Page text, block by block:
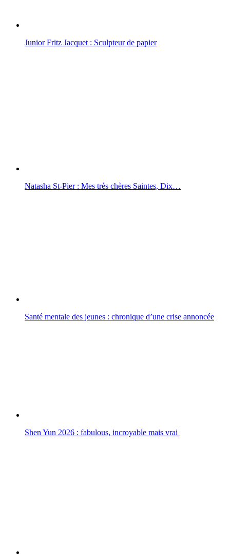
Junior Fritz Jacquet : Sculpteur de papier
Natasha St-Pier : Mes très chères Saintes, Dix…
Santé mentale des jeunes : chronique d’une crise annoncée
Shen Yun 2026 : fabulous, incroyable mais vrai